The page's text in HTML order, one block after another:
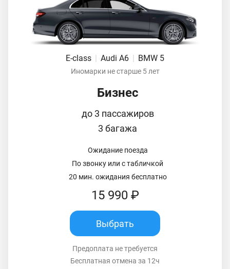
E-class | Audi A6 | BMW 5
Иномарки не старше 5 лет
Бизнес
до 3 пассажиров
3 багажа
Ожидание поезда
По звонку или с табличкой
20 мин. ожидания бесплатно
15 990 ₽
Выбрать
Предоплата не требуется
Бесплатная отмена за 12ч